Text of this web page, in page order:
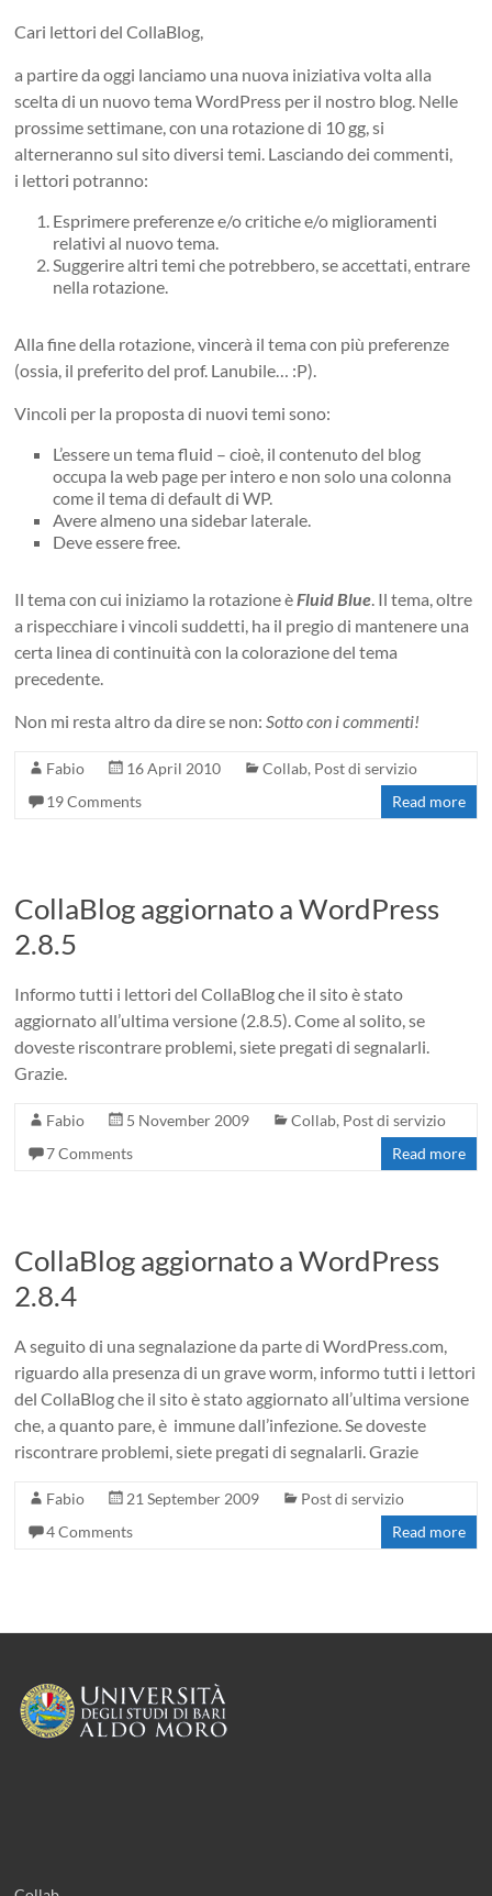
Cari lettori del CollaBlog,
a partire da oggi lanciamo una nuova iniziativa volta alla
scelta di un nuovo tema WordPress per il nostro blog. Nelle
prossime settimane, con una rotazione di 10 gg, si
alterneranno sul sito diversi temi. Lasciando dei commenti,
i lettori potranno:
Esprimere preferenze e/o critiche e/o miglioramenti
relativi al nuovo tema.
Suggerire altri temi che potrebbero, se accettati, entrare
nella rotazione.
Alla fine della rotazione, vincerà il tema con più preferenze
(ossia, il preferito del prof. Lanubile… :P).
Vincoli per la proposta di nuovi temi sono:
L’essere un tema fluid – cioè, il contenuto del blog
occupa la web page per intero e non solo una colonna
come il tema di default di WP.
Avere almeno una sidebar laterale.
Deve essere free.
Il tema con cui iniziamo la rotazione èFluid Blue. Il tema, oltre
a rispecchiare i vincoli suddetti, ha il pregio di mantenere una
certa linea di continuità con la colorazione del tema
precedente.
Non mi resta altro da dire se non:Sotto con i commenti!
Fabio 16 April 2010 Collab, Post di servizio
19 Comments
Read more
CollaBlog aggiornato a WordPress
2.8.5
Informo tutti i lettori del CollaBlog che il sito è stato
aggiornato all’ultima versione (2.8.5). Come al solito, se
doveste riscontrare problemi, siete pregati di segnalarli.
Grazie.
Fabio 5 November 2009 Collab, Post di servizio
7 Comments
Read more
CollaBlog aggiornato a WordPress
2.8.4
A seguito di una segnalazione da parte di WordPress.com,
riguardo alla presenza di un grave worm, informo tutti i lettori
del CollaBlog che il sito è stato aggiornato all’ultima versione
che, a quanto pare, è immune dall’infezione. Se doveste
riscontrare problemi, siete pregati di segnalarli. Grazie
Fabio 21 September 2009
Post di servizio
4 Comments
Read more